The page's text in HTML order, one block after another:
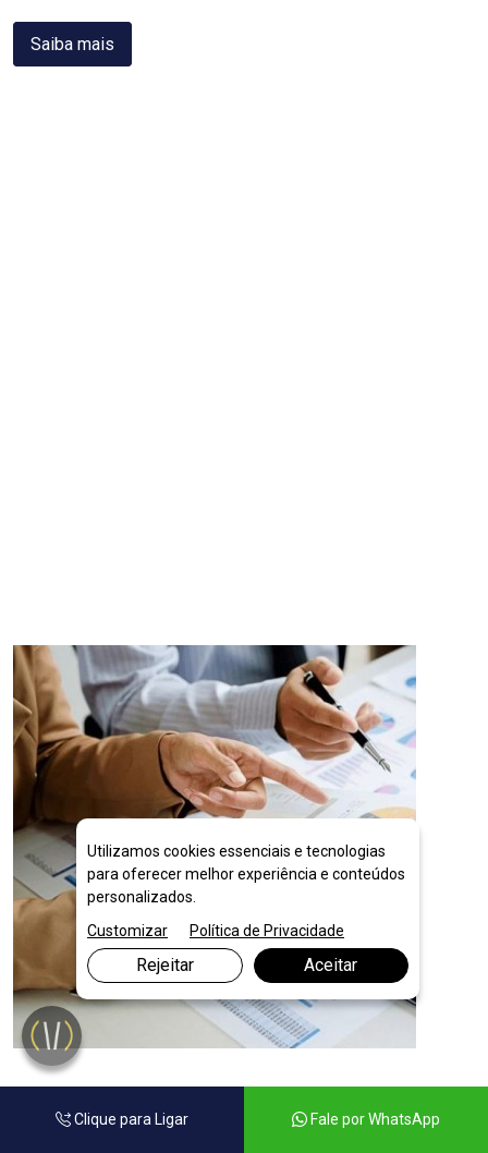
Saiba mais
Planejamento Financeiro para Empresas
em Xangri-lá
Clique para Ligar Fale por WhatsApp
Utilizamos cookies essenciais e tecnologias
para oferecer melhor experiência e conteúdos
personalizados.
Customizar
Política de Privacidade
Rejeitar Aceitar